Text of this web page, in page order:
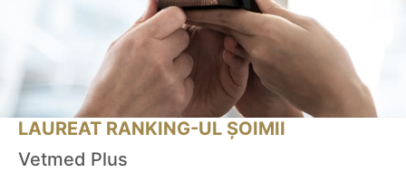
LAUREAT RANKING-UL ȘOIMII
Vetmed Plus